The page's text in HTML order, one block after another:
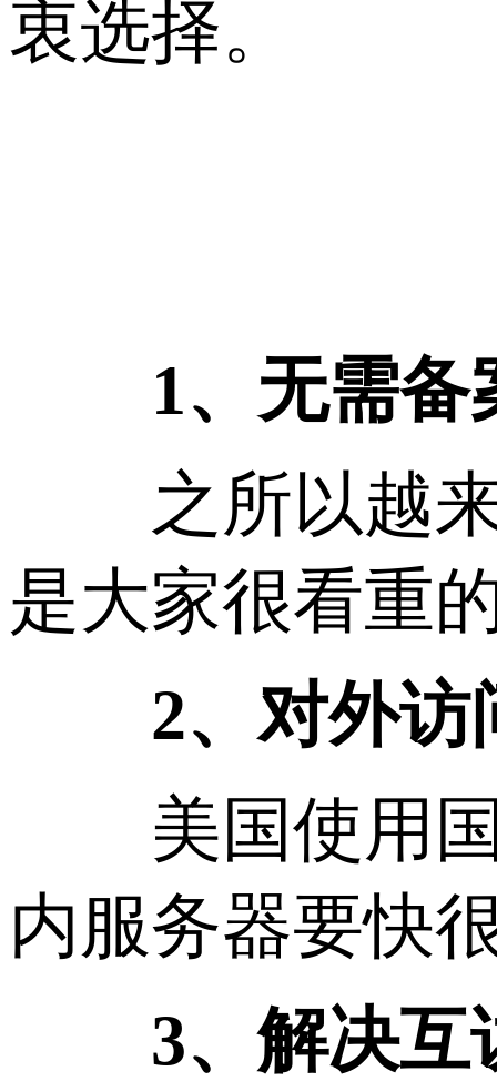
衷选择。
1、无需备
之所以越来
是大家很看重
2、对外访
美国使用国
内服务器要快
3、解决互